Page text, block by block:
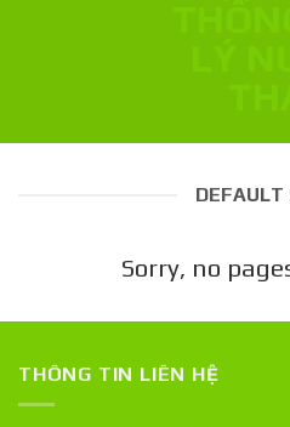
DEFAULT
Sorry, no
THÔNG TIN LIÊN HỆ